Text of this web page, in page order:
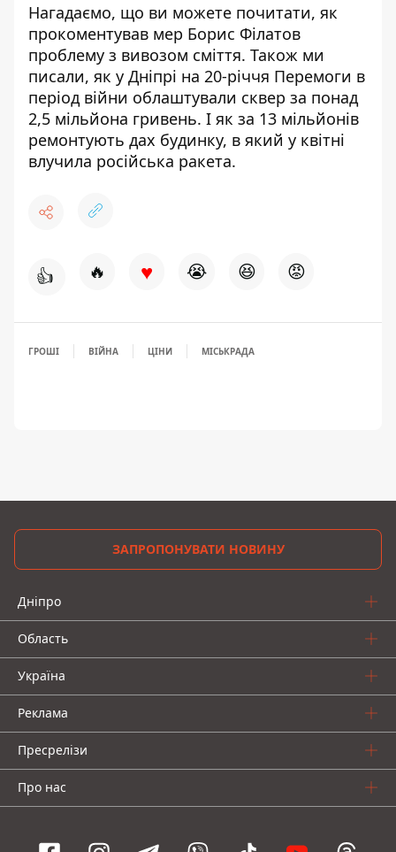
Нагадаємо, що ви можете почитати, як
прокоментував мер Борис Філатов
проблему з вивозом сміття. Також ми
писали, як у Дніпрі на 20-річчя Перемоги в
період війни облаштували сквер за понад
2,5 мільйона гривень. І як за 13 мільйонів
ремонтують дах будинку, в який у квітні
влучила російська ракета.
👍 🔥 ♥ 😭 😆 😡
ГРОШІ ВІЙНА ЦІНИ МІСЬКРАДА
ЗАПРОПОНУВАТИ НОВИНУ
Дніпро
Область
Україна
Реклама
Пресрелізи
Про нас